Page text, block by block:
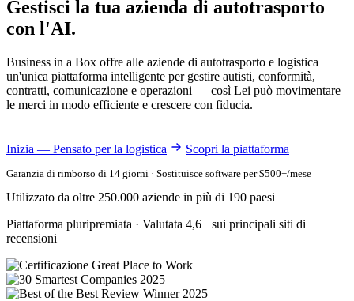
Gestisci la tua azienda di autotrasporto
con l'AI.
Business in a Box offre alle aziende di autotrasporto e logistica
un'unica piattaforma intelligente per gestire autisti, conformità,
contratti, comunicazione e operazioni — così Lei può movimentare
le merci in modo efficiente e crescere con fiducia.
Inizia — Pensato per la logistica Scopri la piattaforma
Garanzia di rimborso di 14 giorni · Sostituisce software per $500+/mese
Utilizzato da oltre 250.000 aziende in più di 190 paesi
Piattaforma pluripremiata · Valutata 4,6+ sui principali siti di
recensioni